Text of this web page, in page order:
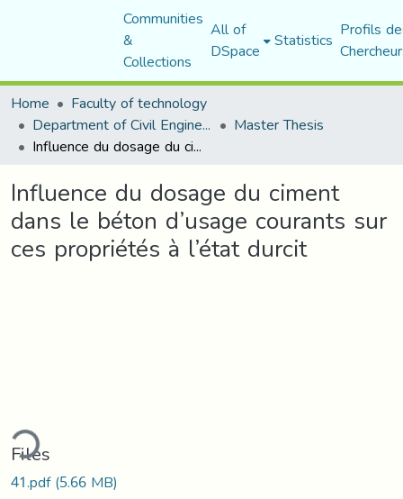
Communities
&
Collections
All of
DSpace Statistics Profils
Home
Faculty of technology
Department of Civil Engineering Master Thesis
Influence du dosage du ciment dans le béton d’usage courants sur ces propriétés à l’état durcit
Influence du dosage du ciment
dans le béton d’usage courants sur
ces propriétés à l’état durcit
Files
41.pdf(5.66 MB)